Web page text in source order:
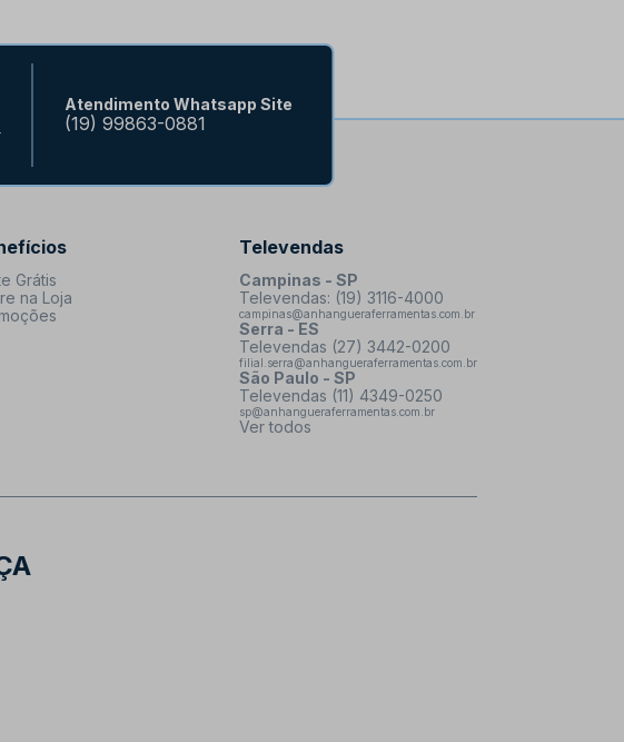
Atendimento Whatsapp Site
(19) 99863-0881
Grátis
na Loja
Televendas
Campinas - SP
Televendas: (19) 3116-4000
campinas@anhangueraferramentas.com.br
Serra - ES
Televendas (27) 3442-0200
filial.serra@anhangueraferramentas.com.br
São Paulo - SP
Televendas (11) 4349-0250
sp@anhangueraferramentas.com.br
Ver todos